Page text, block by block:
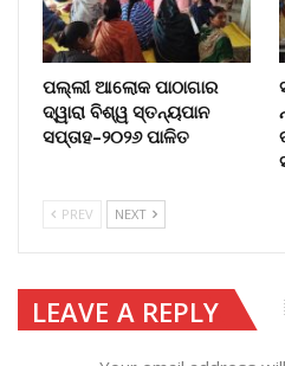
ପଲ୍ଲୀ ଆଲୋକ ପାଠାଗାର
ଦ୍ୱାରା ବିଶ୍ୱ ସ୍ତନ୍ୟପାନ
ସପ୍ତାହ–୨୦୨୬ ପାଳିତ
PREV NEXT
LEAVE A REPLY